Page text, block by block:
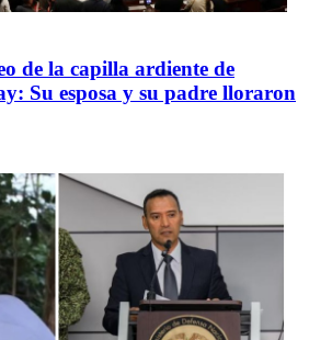
de la capilla ardiente de
Su esposa y su padre lloraron